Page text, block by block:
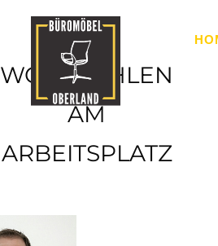
WOHLFÜHLEN
AM
ARBEITSPLATZ